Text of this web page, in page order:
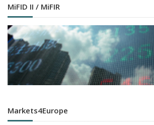
MiFID II / MiFIR
Markets4Europe